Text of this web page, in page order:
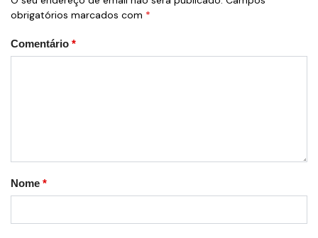
obrigatórios marcados com *
Comentário *
Nome *